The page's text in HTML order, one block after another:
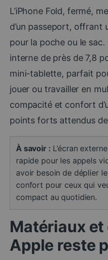
L’iPhone Fold, fermé,
d’un passeport, offrant
pour la poche ou le sac.
interne de près de 7,8
mini-tablette, parfait
jouer ou travailler en
compacité et confort
points forts attendus
À savoir : L’écran
rapide pour les appels
avoir besoin de déplier
confort pour ceux qui
compact au quotidien.
Matériaux et
Apple reste